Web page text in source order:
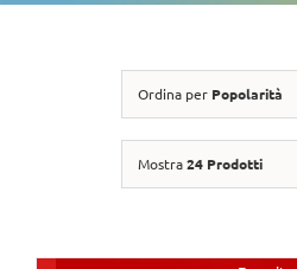
Ordina per Popolarità
Mostra24 Prodotti